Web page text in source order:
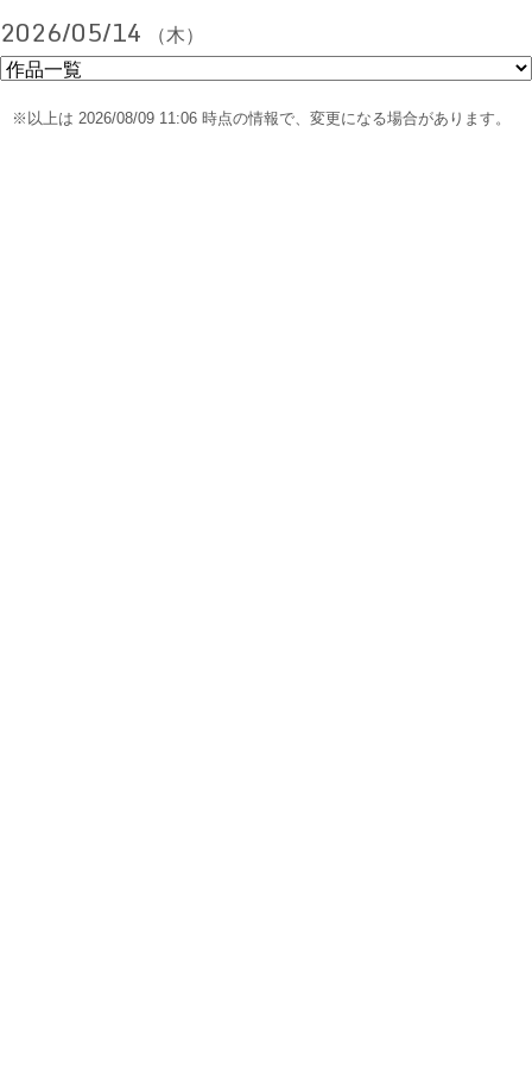
2026/05/14 （木）
※以上は 2026/08/09 11:06 時点の情報で、変更になる場合があります。